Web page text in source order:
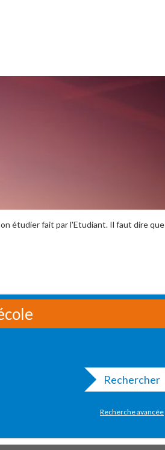
étudier fait par l'Etudiant. Il faut dire que
Rechercher
Recherche avancée